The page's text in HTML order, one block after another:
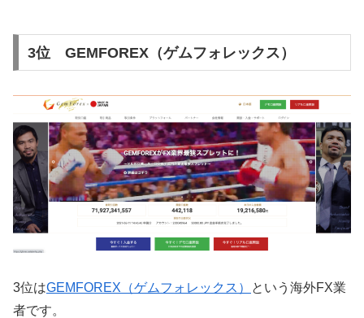
3位 GEMFOREX（ゲムフォレックス）
3位はGEMFOREX（ゲムフォレックス）
という海外FX業
者です。